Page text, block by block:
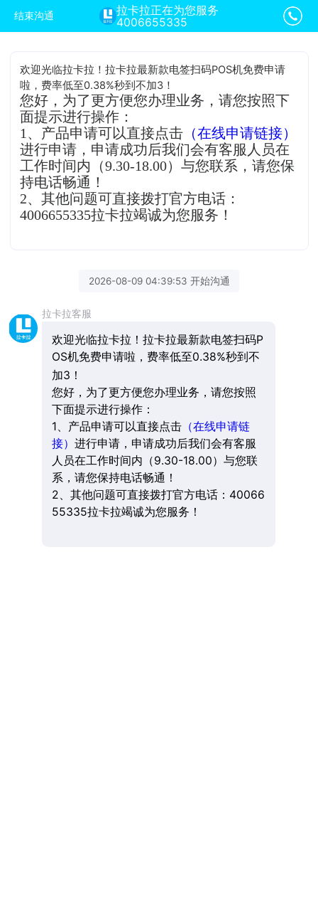
结束沟通
拉卡拉正在为您服务
4006655335
欢迎光临拉卡拉！拉卡拉最新款电签扫码POS机免费申请
啦，费率低至0.38%秒到不加3！
您好，为了更方便您办理业务，请您按照下
面提示进行操作：
1、产品申请可以直接点击 （在线申请链接）
进行申请，申请成功后我们会有客服人员在
工作时间内（9.30-18.00）与您联系，请您保
持电话畅通！
2、其他问题可直接拨打官方电话：
4006655335拉卡拉竭诚为您服务！
2026-08-09 04:39:53 开始沟通
拉卡拉客服
欢迎光临拉卡拉！拉卡拉最新款电签扫码P
OS机免费申请啦，费率低至0.38%秒到不
加3！
您好，为了更方便您办理业务，请您按照
下面提示进行操作：
1、产品申请可以直接点击（在线申请链
接） 进行申请，申请成功后我们会有客服
人员在工作时间内（9.30-18.00）与您联
系，请您保持电话畅通！
2、其他问题可直接拨打官方电话：40066
55335拉卡拉竭诚为您服务！